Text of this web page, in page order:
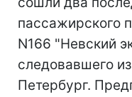
пассажирского
N166 "Невский
следовавшего
Петербург.